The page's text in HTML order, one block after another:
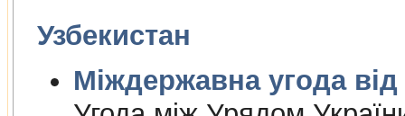
Узбекистан